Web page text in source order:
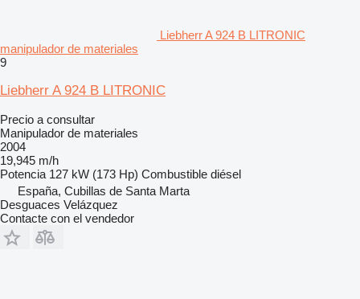
Liebherr A 924 B LITRONIC
manipulador de materiales
9
Liebherr A 924 B LITRONIC
Precio a consultar
Manipulador de materiales
2004
19,945 m/h
Potencia 127 kW (173 Hp) Combustible diésel
España, Cubillas de Santa Marta
Desguaces Velázquez
Contacte con el vendedor